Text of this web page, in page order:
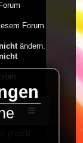
Forum
ändern.
phpBB